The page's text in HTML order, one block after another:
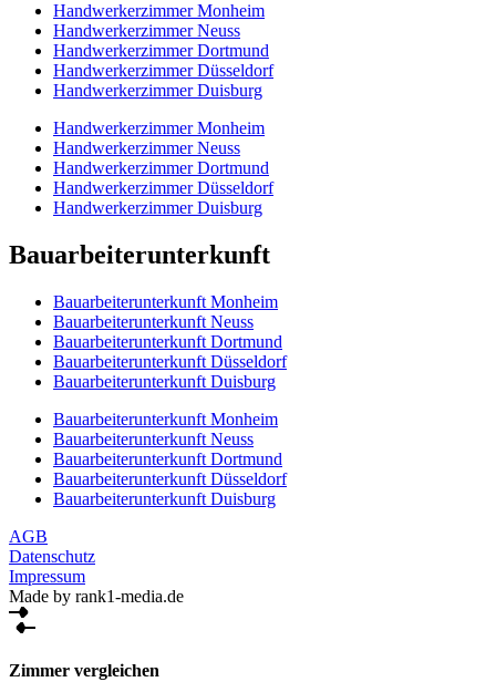
Handwerkerzimmer Monheim
Handwerkerzimmer Neuss
Handwerkerzimmer Dortmund
Handwerkerzimmer Düsseldorf
Handwerkerzimmer Duisburg
Handwerkerzimmer Monheim
Handwerkerzimmer Neuss
Handwerkerzimmer Dortmund
Handwerkerzimmer Düsseldorf
Handwerkerzimmer Duisburg
Bauarbeiterunterkunft
Bauarbeiterunterkunft Monheim
Bauarbeiterunterkunft Neuss
Bauarbeiterunterkunft Dortmund
Bauarbeiterunterkunft Düsseldorf
Bauarbeiterunterkunft Duisburg
Bauarbeiterunterkunft Monheim
Bauarbeiterunterkunft Neuss
Bauarbeiterunterkunft Dortmund
Bauarbeiterunterkunft Düsseldorf
Bauarbeiterunterkunft Duisburg
AGB
Datenschutz
Impressum
Made by rank1-media.de
Zimmer vergleichen